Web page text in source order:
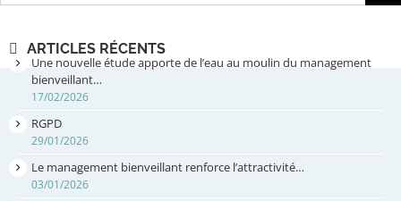
ARTICLES RÉCENTS
Une nouvelle étude apporte de l’eau au moulin du management
bienveillant…
17/02/2026
RGPD
29/01/2026
Le management bienveillant renforce l’attractivité…
03/01/2026